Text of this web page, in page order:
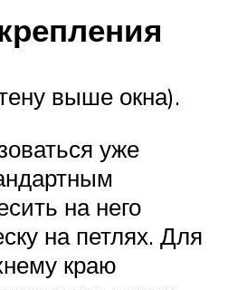
выше окна).
уже
на него
на петлях. Для
краю